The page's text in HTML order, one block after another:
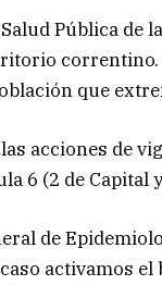
Pública de
que
acciones de
6 (2 de Capital
de
activamos